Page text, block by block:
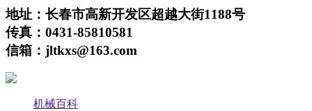
地址：长春市高新开发区超越大街1188号
传真：0431-85810581
信箱：jltkxs@163.com
机械百科